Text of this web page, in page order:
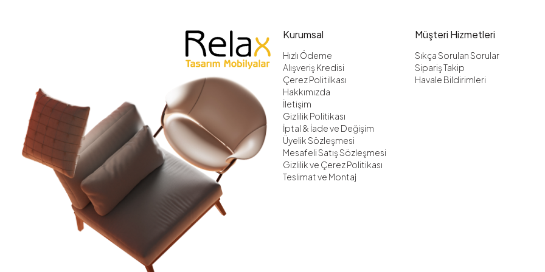
Kurumsal
Hızlı Ödeme
Alışveriş Kredisi
Çerez Politilkası
Hakkımızda
İletişim
Gizlilik Politikası
İptal & İade ve Değişim
Üyelik Sözleşmesi
Mesafeli Satış Sözleşmesi
Gizlilik ve Çerez Politikası
Teslimat ve Montaj
Müşteri Hizmetleri
Sıkça Sorulan Sorular
Sipariş Takip
Havale Bildirimleri